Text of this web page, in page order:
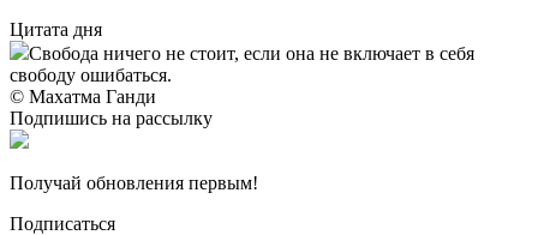
Цитата дня
Свобода ничего не стоит, если она не включает в себя
свободу ошибаться.
© Махатма Ганди
Подпишись на рассылку
Получай обновления первым!
Подписаться